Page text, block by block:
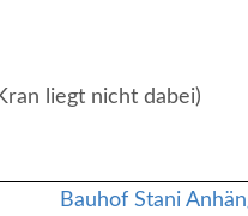
liegt nicht dabei)